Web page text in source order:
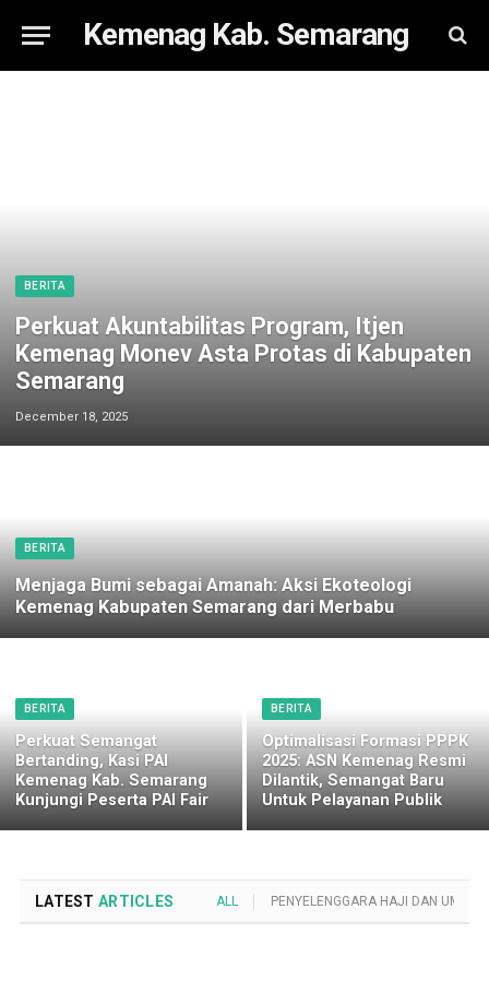
Kemenag Kab. Semarang
BERITA
Perkuat Akuntabilitas Program, Itjen
Kemenag Monev Asta Protas di Kabupaten
Semarang
December 18, 2025
BERITA
Menjaga Bumi sebagai Amanah: Aksi Ekoteologi
Kemenag Kabupaten Semarang dari Merbabu
BERITA
Perkuat Semangat
Bertanding, Kasi PAI
Kemenag Kab. Semarang
Kunjungi Peserta PAI Fair
BERITA
Optimalisasi Formasi PPPK
2025: ASN Kemenag Resmi
Dilantik, Semangat Baru
Untuk Pelayanan Publik
LATEST ARTICLES ALL PENYELENGGARA HAJI DAN UMROH